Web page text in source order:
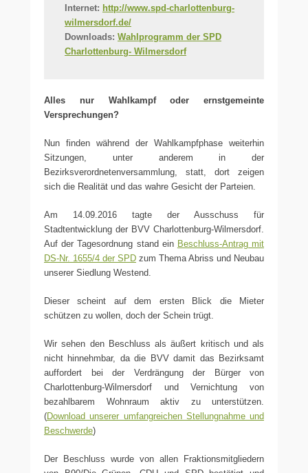
Internet: http://www.spd-charlottenburg-
wilmersdorf.de/
Downloads: Wahlprogramm der SPD
Charlottenburg- Wilmersdorf
Alles nur Wahlkampf oder ernstgemeinte
Versprechungen?
Nun finden während der Wahlkampfphase weiterhin
Sitzungen, unter anderem in der
Bezirksverordnetenversammlung, statt, dort zeigen
sich die Realität und das wahre Gesicht der Parteien.
Am 14.09.2016 tagte der Ausschuss für
Stadtentwicklung der BVV Charlottenburg-Wilmersdorf.
Auf der Tagesordnung stand ein Beschluss-Antrag mit
DS-Nr. 1655/4 der SPD zum Thema Abriss und Neubau
unserer Siedlung Westend.
Dieser scheint auf dem ersten Blick die Mieter
schützen zu wollen, doch der Schein trügt.
Wir sehen den Beschluss als äußert kritisch und als
nicht hinnehmbar, da die BVV damit das Bezirksamt
auffordert bei der Verdrängung der Bürger von
Charlottenburg-Wilmersdorf und Vernichtung von
bezahlbarem Wohnraum aktiv zu unterstützen.
(Download unserer umfangreichen Stellungnahme und
Beschwerde)
Der Beschluss wurde von allen Fraktionsmitgliedern